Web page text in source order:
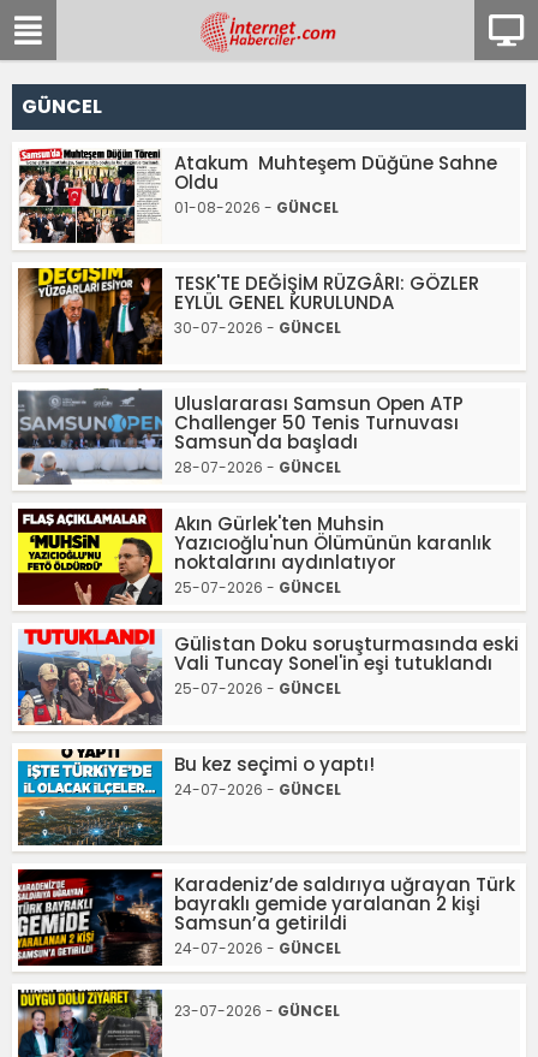
GÜNCEL
Atakum Muhteşem Düğüne Sahne
Oldu
01-08-2026 - GÜNCEL
TESK'TE DEĞİŞİM RÜZGÂRI: GÖZLER
EYLÜL GENEL KURULUNDA
30-07-2026 - GÜNCEL
Uluslararası Samsun Open ATP
Challenger 50 Tenis Turnuvası
Samsun'da başladı
28-07-2026 - GÜNCEL
Akın Gürlek'ten Muhsin
Yazıcıoğlu'nun Ölümünün karanlık
noktalarını aydınlatıyor
25-07-2026 - GÜNCEL
Gülistan Doku soruşturmasında eski
Vali Tuncay Sonel'in eşi tutuklandı
25-07-2026 - GÜNCEL
Bu kez seçimi o yaptı!
24-07-2026 - GÜNCEL
Karadeniz’de saldırıya uğrayan Türk
bayraklı gemide yaralanan 2 kişi
Samsun’a getirildi
24-07-2026 - GÜNCEL
23-07-2026 - GÜNCEL